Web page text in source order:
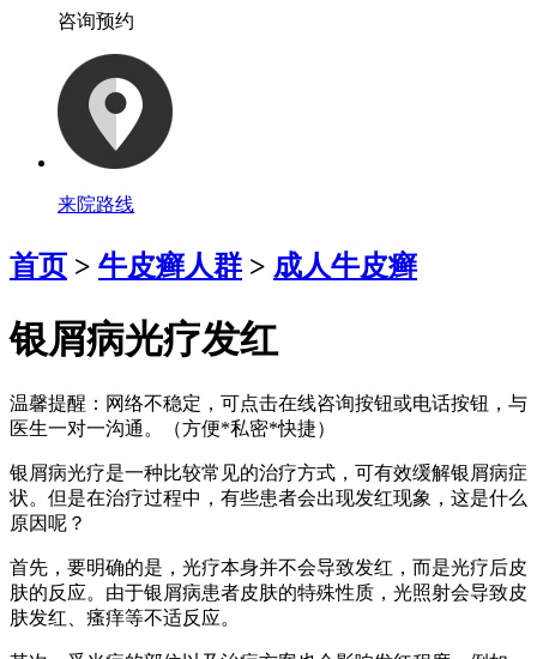
咨询预约
来院路线
首页 > 牛皮癣人群 > 成人牛皮癣
银屑病光疗发红
温馨提醒： 网络不稳定，可点击在线咨询按钮或电话按钮，与
医生一对一沟通。（方便*私密*快捷）
银屑病光疗是一种比较常见的治疗方式，可有效缓解银屑病症
状。但是在治疗过程中，有些患者会出现发红现象，这是什么
原因呢？
首先，要明确的是，光疗本身并不会导致发红，而是光疗后皮
肤的反应。由于银屑病患者皮肤的特殊性质，光照射会导致皮
肤发红、瘙痒等不适反应。